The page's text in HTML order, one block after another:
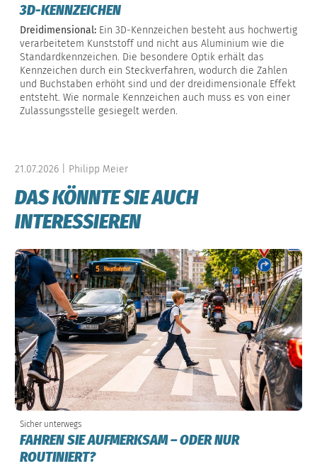
3D-KENNZEICHEN
Dreidimensional: Ein 3D-Kennzeichen besteht aus hochwertig
verarbeitetem Kunststoff und nicht aus Aluminium wie die
Standardkennzeichen. Die besondere Optik erhält das
Kennzeichen durch ein Steckverfahren, wodurch die Zahlen
und Buchstaben erhöht sind und der dreidimensionale Effekt
entsteht. Wie normale Kennzeichen auch muss es von einer
Zulassungsstelle gesiegelt werden.
21.07.2026 | Philipp Meier
DAS KÖNNTE SIE AUCH
INTERESSIEREN
Sicher unterwegs
FAHREN SIE AUFMERKSAM – ODER NUR
ROUTINIERT?